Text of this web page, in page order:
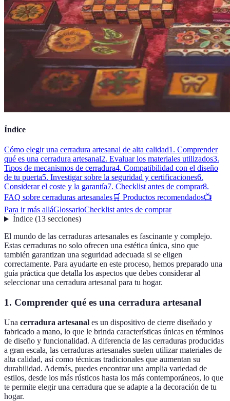
Índice
Cómo elegir una cerradura artesanal de alta calidad1. Comprender
qué es una cerradura artesanal2. Evaluar los materiales utilizados3.
Tipos de mecanismos de cerradura4. Compatibilidad con el diseño
de tu puerta5. Investigar sobre la seguridad y certificaciones6.
Considerar el coste y la garantía7. Checklist antes de comprar8.
FAQ sobre cerraduras artesanales🛒 Productos recomendados📺
Para ir más alláGlossarioChecklist antes de comprar
Índice(13 secciones)
El mundo de las cerraduras artesanales es fascinante y complejo.
Estas cerraduras no solo ofrecen una estética única, sino que
también garantizan una seguridad adecuada si se eligen
correctamente. Para ayudarte en este proceso, hemos preparado una
guía práctica que detalla los aspectos que debes considerar al
seleccionar una cerradura artesanal para tu hogar.
1. Comprender qué es una cerradura artesanal
Una cerradura artesanal es un dispositivo de cierre diseñado y
fabricado a mano, lo que le brinda características únicas en términos
de diseño y funcionalidad. A diferencia de las cerraduras producidas
a gran escala, las cerraduras artesanales suelen utilizar materiales de
alta calidad, así como técnicas tradicionales que aumentan su
durabilidad. Además, puedes encontrar una amplia variedad de
estilos, desde los más rústicos hasta los más contemporáneos, lo que
te permite elegir una cerradura que se adapte a la decoración de tu
hogar.